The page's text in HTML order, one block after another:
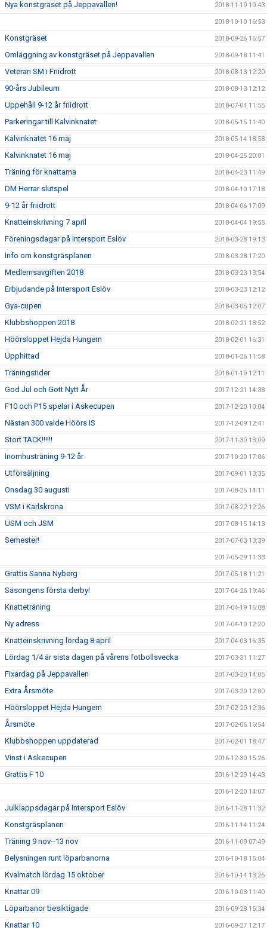
Nya konstgräset på Jeppavallen! 2018-11-19 10:43
2018-10-10 16:53
Konstgräset 2018-09-26 16:57
Omläggning av konstgräset på Jeppavallen 2018-09-18 11:41
Veteran SM i Friidrott 2018-08-13 12:20
90-års Jubileum 2018-08-13 12:12
Uppehåll 9-12 år friidrott 2018-07-04 11:55
Parkeringar till Kalvinknatet 2018-05-15 11:40
Kalvinknatet 16 maj 2018-05-14 18:58
Kalvinknatet 16 maj 2018-04-25 20:01
Träning för knattarna 2018-04-23 11:49
DM Herrar slutspel 2018-04-10 17:18
9-12 år friidrott 2018-04-06 17:09
Knatteinskrivning 7 april 2018-04-04 19:55
Föreningsdagar på Intersport Eslöv 2018-03-28 19:13
Info om konstgräsplanen 2018-03-28 17:20
Medlemsavgiften 2018 2018-03-23 13:54
Erbjudande på Intersport Eslöv 2018-03-23 12:12
Gya-cupen 2018-03-05 12:07
Klubbshoppen 2018 2018-02-21 18:52
Höörsloppet Hejda Hungern 2018-02-01 16:31
Upphittad 2018-01-26 11:58
Träningstider 2018-01-19 12:11
God Jul och Gott Nytt År 2017-12-21 14:38
F10 och P15 spelar i Askecupen 2017-12-20 10:04
Nästan 300 valde Höörs IS 2017-12-09 12:41
Stort TACK!!!!!! 2017-11-30 13:09
Inomhusträning 9-12 år 2017-10-20 17:06
Utförsäljning 2017-09-01 13:35
Onsdag 30 augusti 2017-08-25 14:11
VSM i Karlskrona 2017-08-22 12:26
USM och JSM 2017-08-15 14:13
Semester! 2017-07-03 13:39
2017-05-29 11:33
Grattis Sanna Nyberg 2017-05-18 11:21
Säsongens första derby! 2017-04-26 19:46
Knatteträning 2017-04-19 16:08
Ny adress 2017-04-10 12:20
Knatteinskrivning lördag 8 april 2017-04-03 16:35
Lördag 1/4 är sista dagen på vårens fotbollsvecka 2017-03-31 11:27
Fixardag på Jeppavallen 2017-03-20 14:05
Extra Årsmöte 2017-03-20 12:00
Höörsloppet Hejda Hungern 2017-02-20 12:36
Årsmöte 2017-02-06 16:54
Klubbshoppen uppdaterad 2017-02-01 18:47
Vinst i Askecupen 2016-12-30 15:26
Grattis F 10 2016-12-29 14:43
2016-12-20 14:07
Julklappsdagar på Intersport Eslöv 2016-11-28 11:32
Konstgräsplanen 2016-11-14 11:24
Träning 9 nov--13 nov 2016-11-09 07:49
Belysningen runt löparbanorna 2016-10-18 15:04
Kvalmatch lördag 15 oktober 2016-10-14 13:26
Knattar 09 2016-10-03 11:40
Löparbanor besiktigade 2016-09-28 15:34
Knattar 10 2016-09-27 12:17